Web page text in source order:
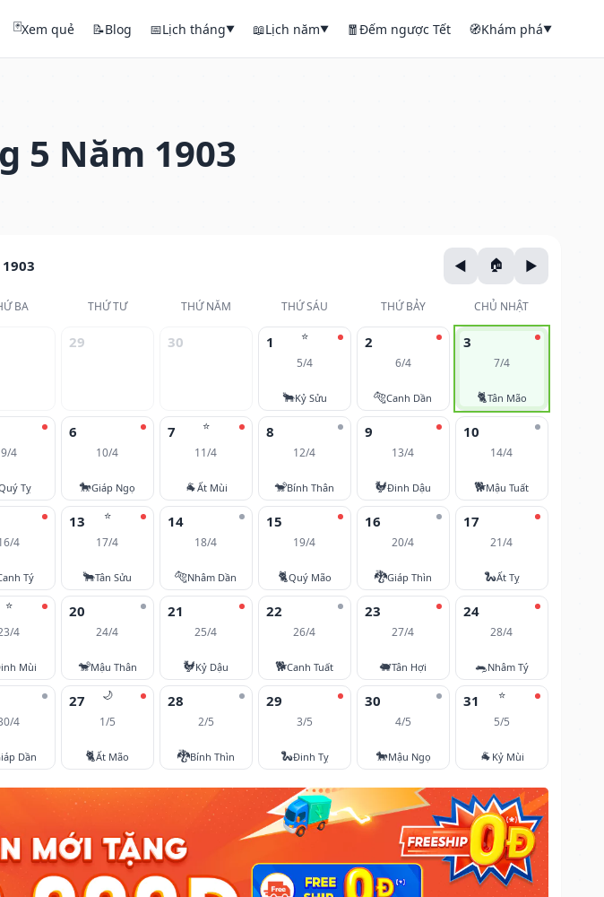
🃏Xem quẻ 📝Blog 📅Lịch tháng▼ 📖Lịch năm▼ 🧧Đếm ngược Tết 🧭Khám phá▼
5 Năm 1903
BA THỨ TƯ THỨ NĂM THỨ SÁU THỨ BẢY CHỦ NHẬT
29 30 ⭐
1
5/4
🐂Kỷ Sửu
2
6/4
🐅Canh Dần
3
7/4
🐈Tân Mão
9/4
Tỵ
6
10/4
🐎Giáp Ngọ
⭐
7
11/4
🐐Ất Mùi
8
12/4
🐒Bính Thân
9
13/4
🐓Đinh Dậu
10
14/4
🐕Mậu Tuất
4
Tý
⭐
13
17/4
🐂Tân Sửu
14
18/4
🐅Nhâm Dần
15
19/4
🐈Quý Mão
16
20/4
🐉Giáp Thìn
17
21/4
🐍Ất Tỵ
⭐
4
Mùi
20
24/4
🐒Mậu Thân
21
25/4
🐓Kỷ Dậu
22
26/4
🐕Canh Tuất
23
27/4
🐖Tân Hợi
24
28/4
🐀Nhâm Tý
4
Dần
🌙
27
1/5
🐈Ất Mão
28
2/5
🐉Bính Thìn
29
3/5
🐍Đinh Tỵ
30
4/5
🐎Mậu Ngọ
⭐
31
5/5
🐐 Kỷ Mùi